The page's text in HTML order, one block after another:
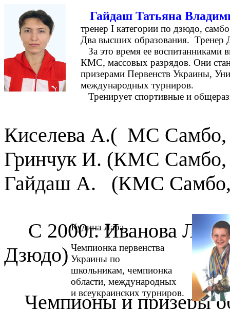
Гайдаш Татьяна
тренер I категории по дзюдо,
Два высших образования.
За это время ее
КМС, массовых разрядов. Они
призерами Первенств Украины,
международных турниров.
Тренирует спортивные и
Киселева А.( МС Самбо,
ГринчукИ. (КМС Самбо,
Гайдаш А. (КМС
С 2000г. Иванова Л.
Дзюдо)
Чемпионы и призеры
Кудина Лара –
Чемпионка первенства
Украины по
школьникам, чемпионка
области, международных
и всеукраинских турниров.